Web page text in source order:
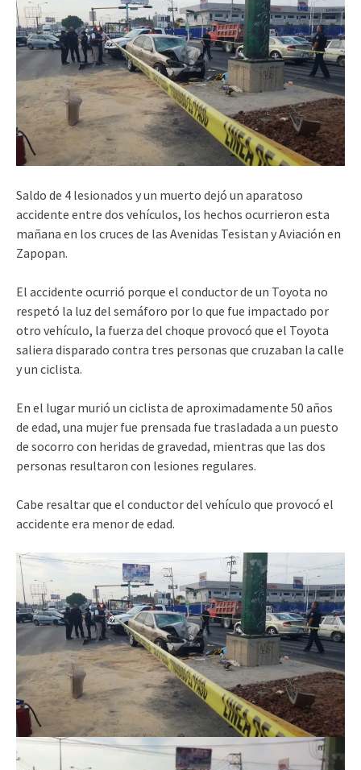
Saldo de 4 lesionados y un muerto dejó un aparatoso
accidente entre dos vehículos, los hechos ocurrieron esta
mañana en los cruces de las Avenidas Tesistan y Aviación en
Zapopan.
El accidente ocurrió porque el conductor de un Toyota no
respetó la luz del semáforo por lo que fue impactado por
otro vehículo, la fuerza del choque provocó que el Toyota
saliera disparado contra tres personas que cruzaban la calle
y un ciclista.
En el lugar murió un ciclista de aproximadamente 50 años
de edad, una mujer fue prensada fue trasladada a un puesto
de socorro con heridas de gravedad, mientras que las dos
personas resultaron con lesiones regulares.
Cabe resaltar que el conductor del vehículo que provocó el
accidente era menor de edad.